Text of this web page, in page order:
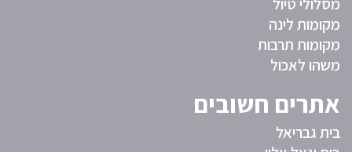
מקומות לינה
מקומות תרבות
משהו לאכול
אתרים חשובים
בית גבריאל